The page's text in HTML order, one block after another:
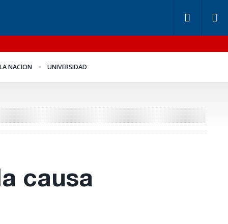
NACION UNIVERSIDAD
“histórica” de
causa